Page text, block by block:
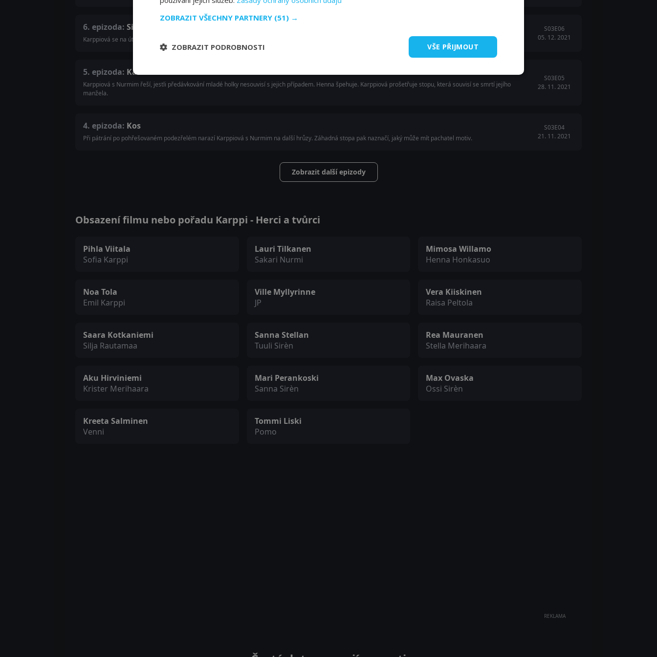
6. epizoda: Silnice
Karppiová se na útěku před policií snaží za každou cenu pokračovat ve vyšetřování. Vyděšená Henna se ocitne ve smrtelném nebezpečí.
S03E06
05. 12. 2021
5. epizoda: Kansas
Karppiová s Nurmim řeší, jestli předávkování mladé holky nesouvisí s jejich případem. Henna špehuje. Karppiová prošetřuje stopu, která souvisí se smrtí jejího
manžela.
S03E05
28. 11. 2021
4. epizoda: Kos
Při pátrání po pohřešovaném podezřelém narazí Karppiová s Nurmim na další hrůzy. Záhadná stopa pak naznačí, jaký může mít pachatel motiv.
S03E04
21. 11. 2021
Zobrazit další epizody
Obsazení filmu nebo pořadu Karppi - Herci a tvůrci
Pihla Viitala
Sofia Karppi
Lauri Tilkanen
Sakari Nurmi
Mimosa Willamo
Henna Honkasuo
Noa Tola
Emil Karppi
Ville Myllyrinne
JP
Vera Kiiskinen
Raisa Peltola
Saara Kotkaniemi
Silja Rautamaa
Sanna Stellan
Tuuli Sirèn
Rea Mauranen
Stella Merihaara
Aku Hirviniemi
Krister Merihaara
Mari Perankoski
Sanna Sirèn
Max Ovaska
Ossi Sirèn
Kreeta Salminen
Venni
Tommi Liski
Pomo
REKLAMA
ZOBRAZIT VŠECHNY PARTNERY (51) →
VŠE PŘIJMOUT
ZOBRAZIT PODROBNOSTI